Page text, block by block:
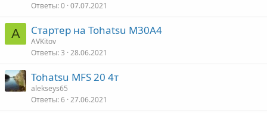
Ответы 0 07.07.2021
A Стартер на Tohatsu M30A4
AVKitov
Ответы 3 28.06.2021
Tohatsu MFS 20 4т
alekseys65
Ответы 6 27.06.2021